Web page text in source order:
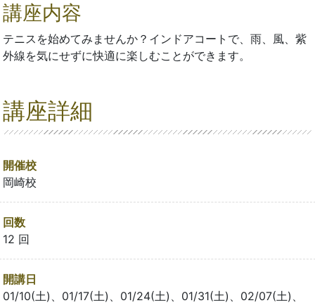
講座内容
テニスを始めてみませんか？インドアコートで、雨、風、紫
外線を気にせずに快適に楽しむことができます。
講座詳細
開催校
岡崎校
回数
12 回
開講日
01/10(土)、01/17(土)、01/24(土)、01/31(土)、02/07(土)、